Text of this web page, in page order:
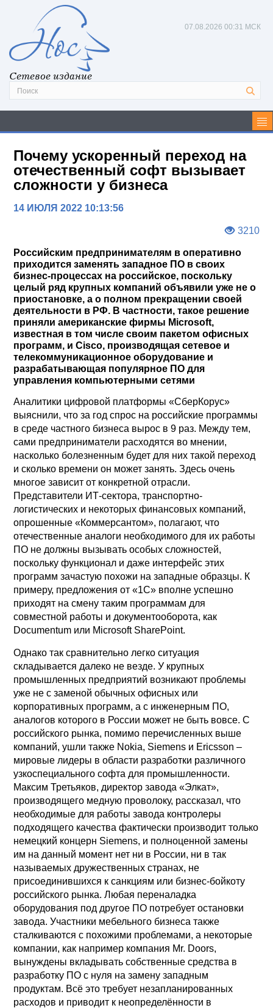
Сетевое издание
07.08.2026 00:31 МСК
Почему ускоренный переход на
отечественный софт вызывает
сложности у бизнеса
14 ИЮЛЯ 2022 10:13:56
3210
Российским предпринимателям в оперативно
приходится заменять западное ПО в своих
бизнес-процессах на российское, поскольку
целый ряд крупных компаний объявили уже не о
приостановке, а о полном прекращении своей
деятельности в РФ. В частности, такое решение
приняли американские фирмы Microsoft,
известная в том числе своим пакетом офисных
программ, и Cisco, производящая сетевое и
телекоммуникационное оборудование и
разрабатывающая популярное ПО для
управления компьютерными сетями
Аналитики цифровой платформы «СберКорус»
выяснили, что за год спрос на российские программы
в среде частного бизнеса вырос в 9 раз. Между тем,
сами предприниматели расходятся во мнении,
насколько болезненным будет для них такой переход
и сколько времени он может занять. Здесь очень
многое зависит от конкретной отрасли.
Представители ИТ-сектора, транспортно-
логистических и некоторых финансовых компаний,
опрошенные «Коммерсантом», полагают, что
отечественные аналоги необходимого для их работы
ПО не должны вызывать особых сложностей,
поскольку функционал и даже интерфейс этих
программ зачастую похожи на западные образцы. К
примеру, предложения от «1С» вполне успешно
приходят на смену таким программам для
совместной работы и документооборота, как
Documentum или Microsoft SharePoint.
Однако так сравнительно легко ситуация
складывается далеко не везде. У крупных
промышленных предприятий возникают проблемы
уже не с заменой обычных офисных или
корпоративных программ, а с инженерным ПО,
аналогов которого в России может не быть вовсе. С
российского рынка, помимо перечисленных выше
компаний, ушли также Nokia, Siemens и Ericsson –
мировые лидеры в области разработки различного
узкоспециального софта для промышленности.
Максим Третьяков, директор завода «Элкат»,
производящего медную проволоку, рассказал, что
необходимые для работы завода контролеры
подходящего качества фактически производит только
немецкий концерн Siemens, и полноценной замены
им на данный момент нет ни в России, ни в так
называемых дружественных странах, не
присоединившихся к санкциям или бизнес-бойкоту
российского рынка. Любая переналадка
оборудования под другое ПО потребует остановки
завода. Участники мебельного бизнеса также
сталкиваются с похожими проблемами, а некоторые
компании, как например компания Mr. Doors,
вынуждены вкладывать собственные средства в
разработку ПО с нуля на замену западным
продуктам. Всё это требует незапланированных
расходов и приводит к неопределённости в